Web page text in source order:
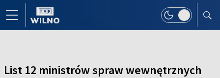
List 12 ministrów spraw wewnętrznych